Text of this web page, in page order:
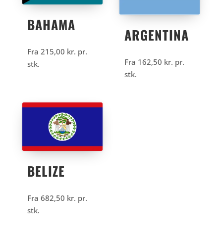
BAHAMA
Fra 215,00 kr. pr.
stk.
ARGENTINA
Fra 162,50 kr. pr.
stk.
BELIZE
Fra 682,50 kr. pr.
stk.